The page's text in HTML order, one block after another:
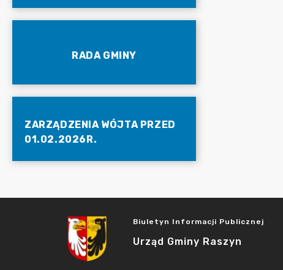
RADA GMINY
ZARZĄDZENIA WÓJTA PRZED
01.02.2026R.
Biuletyn Informacji Publicznej
Urząd Gminy Raszyn